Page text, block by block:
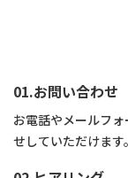
01.お問い合わせ
お電話やメールフ
せしていただけます。